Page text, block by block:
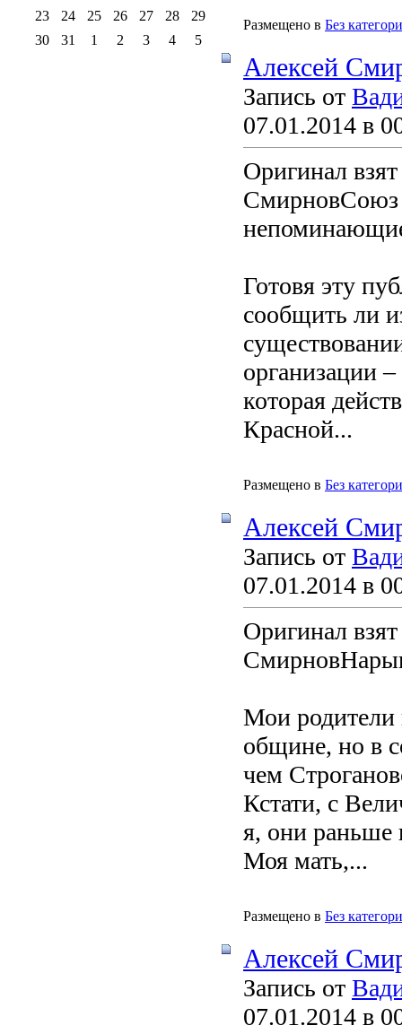
Размещено в Без
Алексей
Запись от
07.01.2014 в
Оригинал
СмирновСоюз
Готовя эту
сообщить ли
организации
которая
Красной...
Размещено в Без
Алексей
Запись от
07.01.2014 в
Оригинал
Мои родители
общине, но в
чем
Кстати, с
я, они раньше
Моя мать,...
Размещено в Без
Алексей
Запись от
07.01.2014 в
23
24 25 26 27 28
29
30
31 1 2 3 4 5